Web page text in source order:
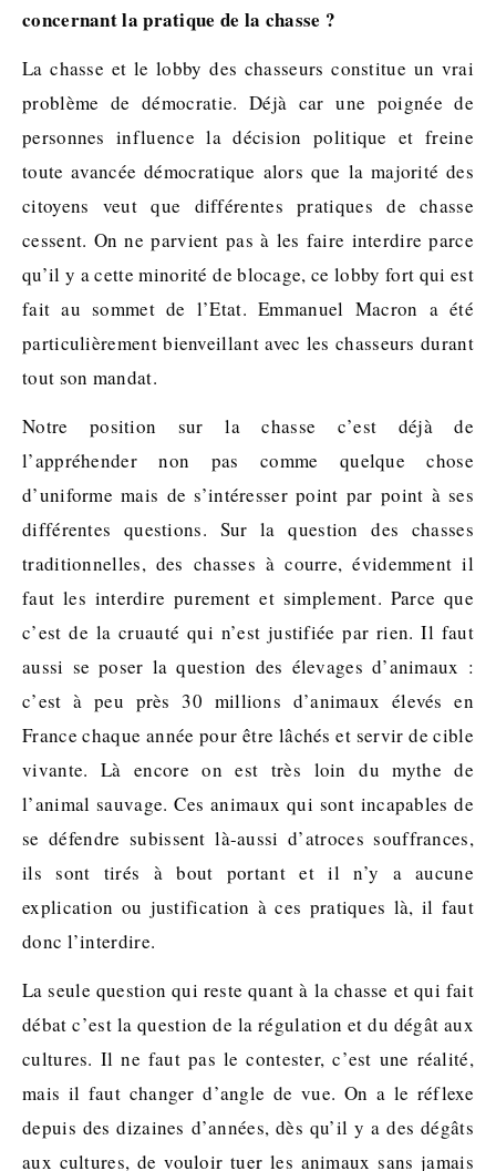
concernant la pratique de la chasse ?
La chasse et le lobby des chasseurs constitue un vrai
problème de démocratie. Déjà car une poignée de
personnes influence la décision politique et freine
toute avancée démocratique alors que la majorité des
citoyens veut que différentes pratiques de chasse
cessent. On ne parvient pas à les faire interdire parce
qu’il y a cette minorité de blocage, ce lobby fort qui est
fait au sommet de l’Etat. Emmanuel Macron a été
particulièrement bienveillant avec les chasseurs durant
tout son mandat.
Notre position sur la chasse c’est déjà de
l’appréhender non pas comme quelque chose
d’uniforme mais de s’intéresser point par point à ses
différentes questions. Sur la question des chasses
traditionnelles, des chasses à courre, évidemment il
faut les interdire purement et simplement. Parce que
c’est de la cruauté qui n’est justifiée par rien. Il faut
aussi se poser la question des élevages d’animaux :
c’est à peu près 30 millions d’animaux élevés en
France chaque année pour être lâchés et servir de cible
vivante. Là encore on est très loin du mythe de
l’animal sauvage. Ces animaux qui sont incapables de
se défendre subissent là-aussi d’atroces souffrances,
ils sont tirés à bout portant et il n’y a aucune
explication ou justification à ces pratiques là, il faut
donc l’interdire.
La seule question qui reste quant à la chasse et qui fait
débat c’est la question de la régulation et du dégât aux
cultures. Il ne faut pas le contester, c’est une réalité,
mais il faut changer d’angle de vue. On a le réflexe
depuis des dizaines d’années, dès qu’il y a des dégâts
aux cultures, de vouloir tuer les animaux sans jamais